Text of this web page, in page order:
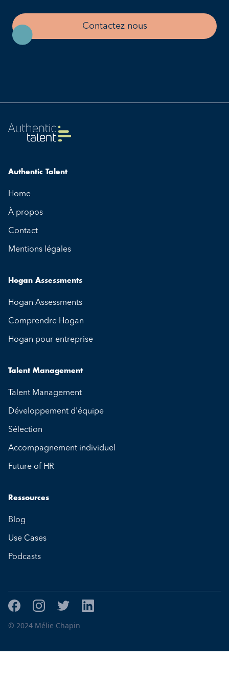
Contactez nous
Authentic Talent
Home
À propos
Contact
Mentions légales
Hogan Assessments
Hogan Assessments
Comprendre Hogan
Hogan pour entreprise
Talent Management
Talent Management
Développement d'équipe
Sélection
Accompagnement individuel
Future of HR
Ressources
Blog
Use Cases
Podcasts
© 2024 Mélie Chapin